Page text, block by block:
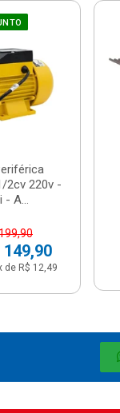
2cv 220v -
- A...
149,90
de R$ 12,49